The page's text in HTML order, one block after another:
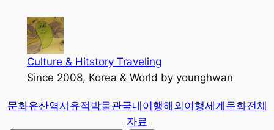
가
Culture & Hitstory Traveling
Since 2008, Korea & World by younghwan
문화유산역사유적박물관국내여행해외여행세계문화전체
자료